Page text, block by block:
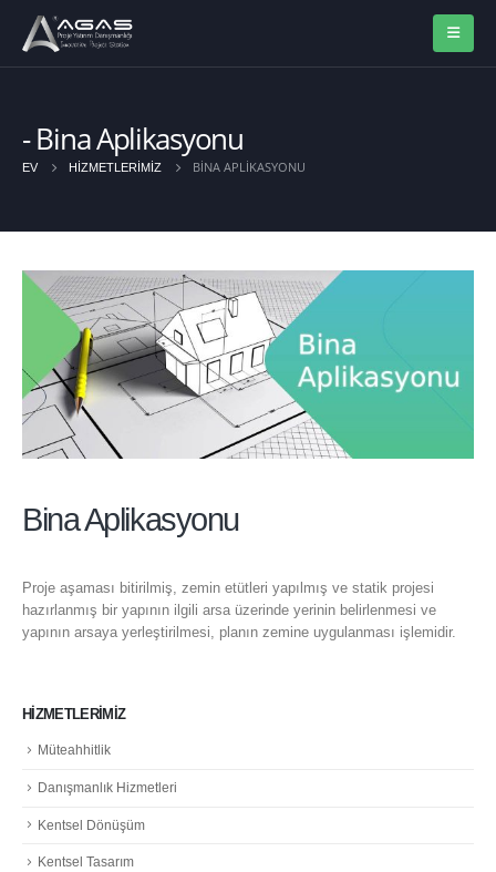
Bina Aplikasyonu
EV HIZMETLERIMIZ BINA APLIKASYONU
Bina Aplikasyonu
Proje aşaması bitirilmiş, zemin etütleri yapılmış ve statik projesi
hazırlanmış bir yapının ilgili arsa üzerinde yerinin belirlenmesi ve
yapının arsaya yerleştirilmesi, planın zemine uygulanması işlemidir.
HIZMETLERIMIZ
Müteahhitlik
Danışmanlık Hizmetleri
Kentsel Dönüşüm
Kentsel Tasarım